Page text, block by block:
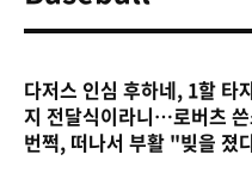
다저스 인심 후하네, 1할 타
지 전달식이라니…로버츠
번쩍, 떠나서 부활 "빚을 졌